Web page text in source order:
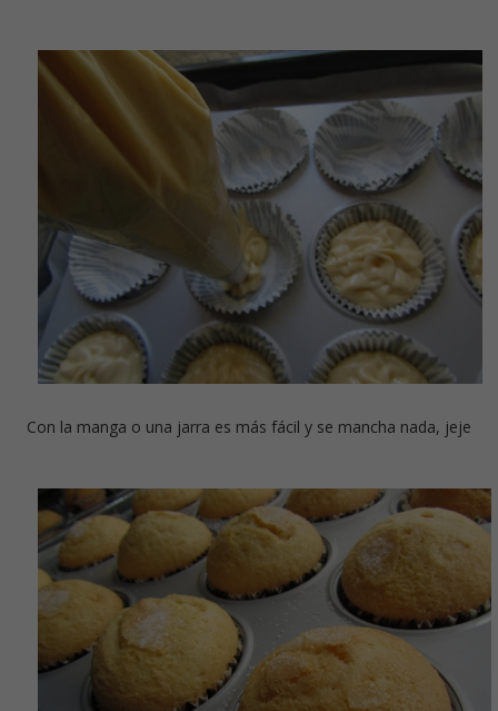
Con la manga o una jarra es más fácil y se mancha nada, jeje